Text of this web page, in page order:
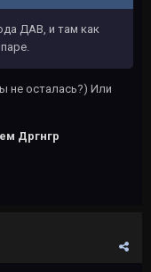
ДАВ, и там как
не осталась?) Или
Дргнгр